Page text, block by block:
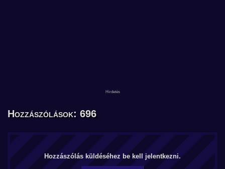
Hozzászólások: 696
Hozzászólás küldéséhez be kell jelentkezni.